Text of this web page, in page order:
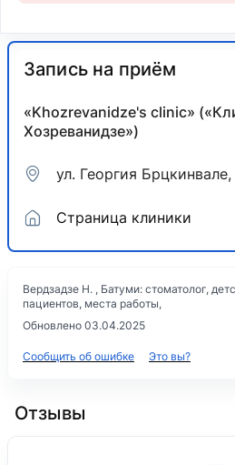
Запись на приём
«Khozrevanidze's clinic»
Хозреванидзе»)
ул. Георгия Брцкинвале,
Страница клиники
Вердзадзе Н. , Батуми: стоматолог,
пациентов, места работы,
Обновлено 03.04.2025
Сообщить об ошибке Это вы?
Отзывы